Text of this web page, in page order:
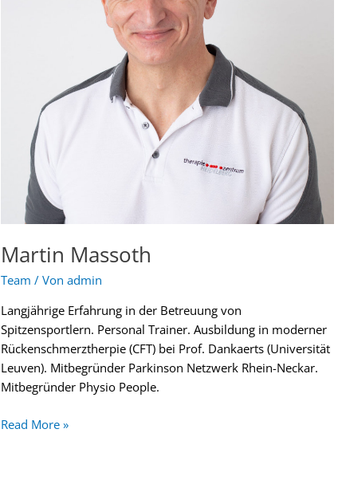
Martin Massoth
Team / Von admin
Langjährige Erfahrung in der Betreuung von
Spitzensportlern. Personal Trainer. Ausbildung in moderner
Rückenschmerztherpie (CFT) bei Prof. Dankaerts (Universität
Leuven). Mitbegründer Parkinson Netzwerk Rhein-Neckar.
Mitbegründer Physio People.
Read More »